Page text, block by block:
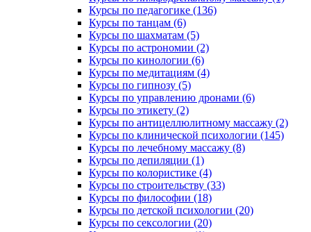
Курсы по педагогике (136)
Курсы по танцам (6)
Курсы по шахматам (5)
Курсы по астрономии (2)
Курсы по кинологии (6)
Курсы по медитациям (4)
Курсы по гипнозу (5)
Курсы по управлению дронами (6)
Курсы по этикету (2)
Курсы по антицеллюлитному массажу (2)
Курсы по клинической психологии (145)
Курсы по лечебному массажу (8)
Курсы по депиляции (1)
Курсы по колористике (4)
Курсы по строительству (33)
Курсы по философии (18)
Курсы по детской психологии (20)
Курсы по сексологии (20)